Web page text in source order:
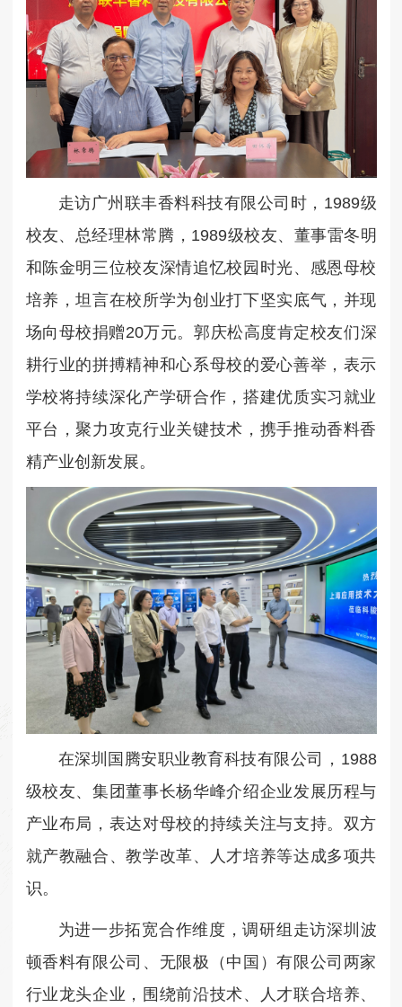
走访广州联丰香料科技有限公司时，1989级
校友、总经理林常腾，1989级校友、董事雷冬明
和陈金明三位校友深情追忆校园时光、感恩母校
培养，坦言在校所学为创业打下坚实底气，并现
场向母校捐赠20万元。 郭庆松高度肯定校友们深
耕行业的拼搏精神和心系母校的爱心善举，表示
学校将持续深化产学研合作，搭建优质实习就业
平台，聚力攻克行业关键技术，携手推动香料香
精产业创新发展。
在深圳国腾安职业教育科技有限公司，1988
级校友、集团董事长杨华峰介绍企业发展历程与
产业布局，表达对母校的持续关注与支持。双方
就产教融合、教学改革、人才培养等达成多项共
识。
为进一步拓宽合作维度，调研组走访深圳波
顿香料有限公司、无限极（中国）有限公司两家
行业龙头企业，围绕前沿技术、人才联合培养、